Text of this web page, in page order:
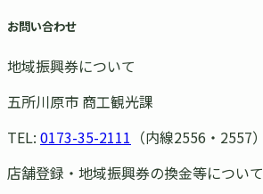
お問い合わせ
地域振興券について
五所川原市 商工観光課
TEL: 0173-35-2111 （内線2556・2557）
店舗登録・地域振興券の換金等について